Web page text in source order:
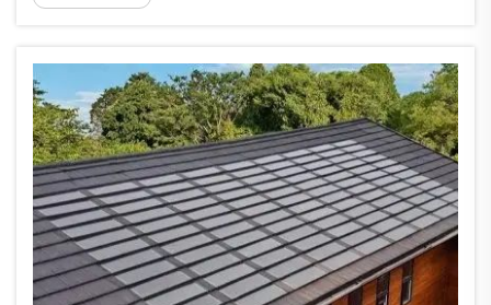
như mưa lớn, gió mạnh và thậm chí cả mưa đá. Điều
với nhiều chủ nhà. Các tấm ngói năng lượng mặt trời
của Top Energy không...